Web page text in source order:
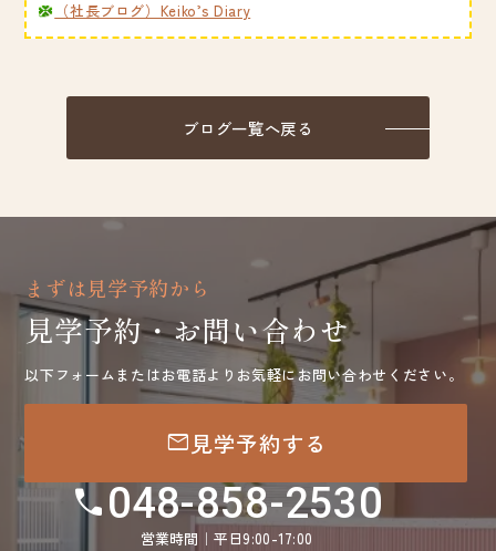
（社長ブログ）Keiko’s Diary
ブログ一覧へ戻る
まずは見学予約から
見学予約・お問い合わせ
以下フォームまたはお電話よりお気軽にお問い合わせください。
mail見学予約する
call048-858-2530
営業時間｜平日9:00-17:00